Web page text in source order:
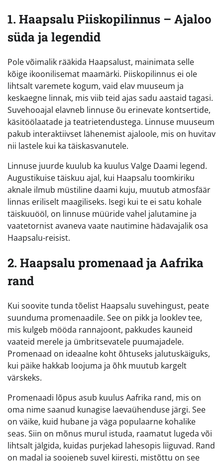
1. Haapsalu Piiskopilinnus – Ajaloo
süda ja legendid
Pole võimalik rääkida Haapsalust, mainimata selle
kõige ikoonilisemat maamärki. Piiskopilinnus ei ole
lihtsalt varemete kogum, vaid elav muuseum ja
keskaegne linnak, mis viib teid ajas sadu aastaid tagasi.
Suvehooajal elavneb linnuse õu erinevate kontsertide,
käsitöölaatade ja teatrietendustega. Linnuse muuseum
pakub interaktiivset lähenemist ajaloole, mis on huvitav
nii lastele kui ka täiskasvanutele.
Linnuse juurde kuulub ka kuulus Valge Daami legend.
Augustikuise täiskuu ajal, kui Haapsalu toomkiriku
aknale ilmub müstiline daami kuju, muutub atmosfäär
linnas eriliselt maagiliseks. Isegi kui te ei satu kohale
täiskuuööl, on linnuse müüride vahel jalutamine ja
vaatetornist avaneva vaate nautimine hädavajalik osa
Haapsalu-reisist.
2. Haapsalu promenaad ja Aafrika
rand
Kui soovite tunda tõelist Haapsalu suvehingust, peate
suunduma promenaadile. See on pikk ja looklev tee,
mis kulgeb mööda rannajoont, pakkudes kauneid
vaateid merele ja ümbritsevatele puumajadele.
Promenaad on ideaalne koht õhtuseks jalutuskäiguks,
kui päike hakkab loojuma ja õhk muutub kargelt
värskeks.
Promenaadi lõpus asub kuulus Aafrika rand, mis on
oma nime saanud kunagise laevaühenduse järgi. See
on väike, kuid hubane ja väga populaarne kohalike
seas. Siin on mõnus murul istuda, raamatut lugeda või
lihtsalt jälgida, kuidas purjekad lahesopis liiguvad. Rand
on madal ja soojeneb suvel kiiresti, mistõttu on see